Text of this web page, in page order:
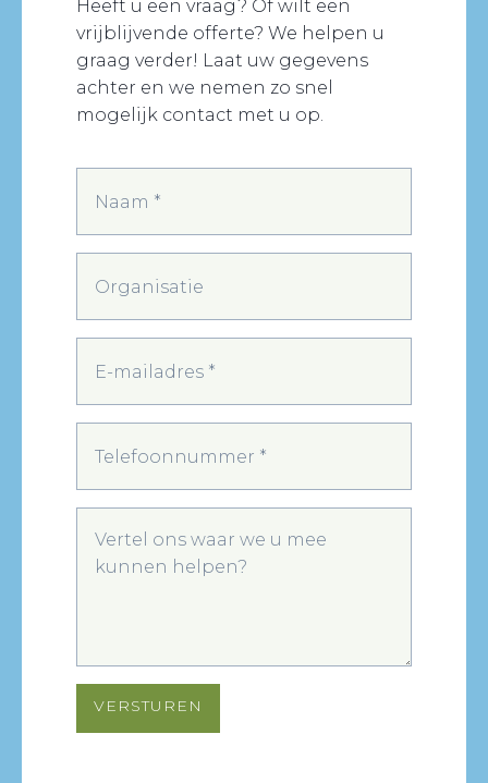
Heeft u een vraag? Of wilt een
vrijblijvende offerte? We helpen u
graag verder! Laat uw gegevens
achter en we nemen zo snel
mogelijk contact met u op.
VERSTUREN